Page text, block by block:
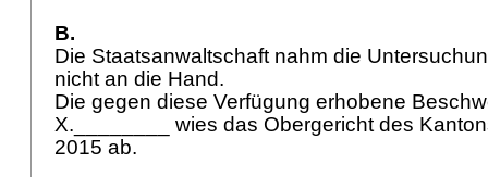
B.
Die Staatsanwaltschaft nahm die
nicht an die Hand.
Die gegen diese Verfügung erhobene
X.________ wies das Obergericht des
2015 ab.